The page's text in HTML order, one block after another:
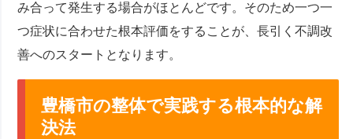
み合って発生する場合がほとんどです。そのため一つ一
つ症状に合わせた根本評価をすることが、長引く不調改
善へのスタートとなります。
豊橋市の整体で実践する根本的な解
決法